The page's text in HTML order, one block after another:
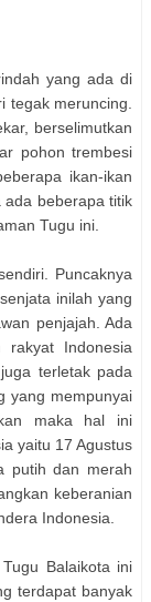
yang ada di
tegak meruncing.
berselimutkan
pohon trembesi
ikan-ikan
ada beberapa titik
Tugu ini.
Puncaknya
inilah yang
penjajah. Ada
rakyat Indonesia
terletak pada
yang mempunyai
maka hal ini
yaitu 17 Agustus
putih dan merah
keberanian
Indonesia.
Balaikota ini
terdapat banyak